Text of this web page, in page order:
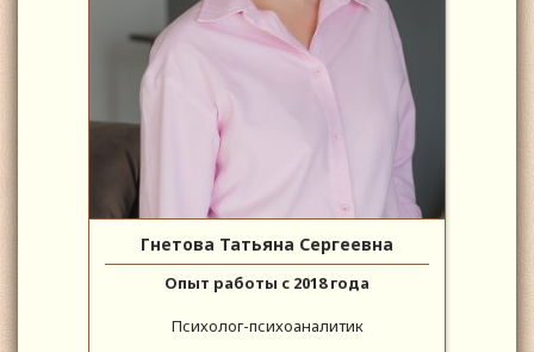
Гнетова Татьяна Сергеевна
Опыт работы с 2018 года
Психолог-психоаналитик